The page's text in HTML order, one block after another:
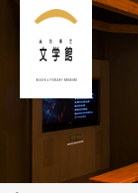
KOCHI LITERARY MUSEUM